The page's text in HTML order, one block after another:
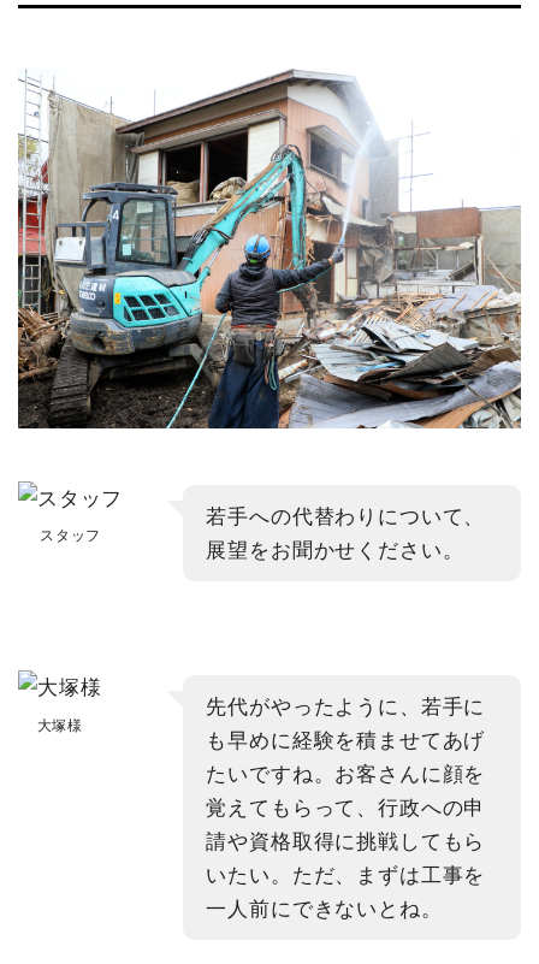
スタッフ
若手への代替わりについて、
展望をお聞かせください。
大塚様
先代がやったように、若手に
も早めに経験を積ませてあげ
たいですね。お客さんに顔を
覚えてもらって、行政への申
請や資格取得に挑戦してもら
いたい。ただ、まずは工事を
一人前にできないとね。